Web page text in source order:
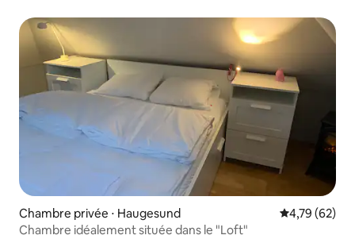
Chambre privée ⋅ Haugesund Évaluation
4,79 (62)
Chambre idéalement située dans le "Loft"